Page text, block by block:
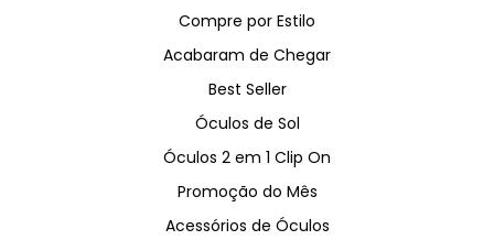
Compre por Estilo
Acabaram de Chegar
Best Seller
Óculos de Sol
Óculos 2 em 1 Clip On
Promoção do Mês
Acessórios de Óculos